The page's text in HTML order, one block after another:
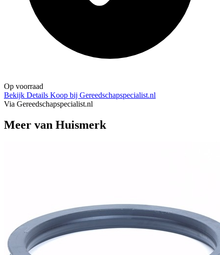
Op voorraad
Bekijk Details Koop bij Gereedschapspecialist.nl
Via Gereedschapspecialist.nl
Meer van Huismerk